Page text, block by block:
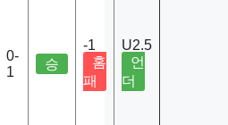
0-
1
승
-1
홈
패
U2.5
언
더